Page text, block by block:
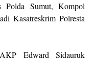
Sumut, Kompol
Kasatreskrim Polresta
Edward Sidauruk